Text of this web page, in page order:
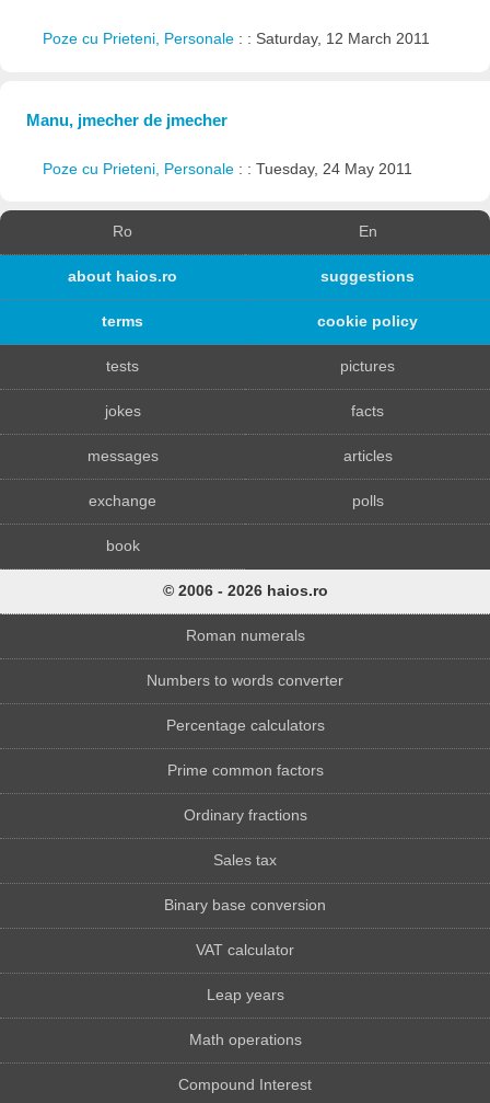
Poze cu Prieteni, Personale : : Saturday, 12 March 2011
Manu, jmecher de jmecher
Poze cu Prieteni, Personale : : Tuesday, 24 May 2011
Ro En
about haios.ro suggestions
terms cookie policy
tests pictures
jokes facts
messages articles
exchange polls
book
© 2006 - 2026 haios.ro
Roman numerals
Numbers to words converter
Percentage calculators
Prime common factors
Ordinary fractions
Sales tax
Binary base conversion
VAT calculator
Leap years
Math operations
Compound Interest